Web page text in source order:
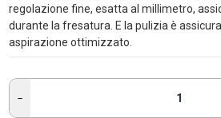
regolazione fine, esatta al millimetro,
durante la fresatura. E la pulizia è
aspirazione ottimizzato.